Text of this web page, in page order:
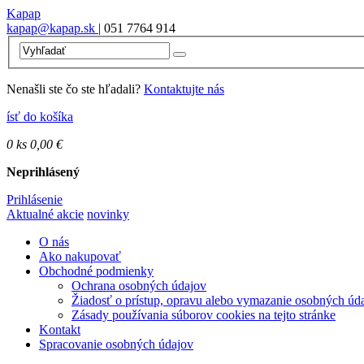
Kapap
kapap@kapap.sk | 051 7764 914
Nenašli ste čo ste hľadali? Kontaktujte nás
ísť do košíka
0 ks 0,00 €
Neprihlásený
Prihlásenie
Aktualné akcie novinky
O nás
Ako nakupovať
Obchodné podmienky
Ochrana osobných údajov
Žiadosť o prístup, opravu alebo vymazanie osobných
Zásady používania súborov cookies na tejto stránke
Kontakt
Spracovanie osobných údajov